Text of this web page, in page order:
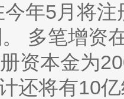
年5月将
多笔增资
资本金为
还将有10